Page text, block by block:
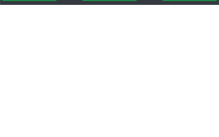
Monitor Benq Monitores De Siembra Servicio Técnico.